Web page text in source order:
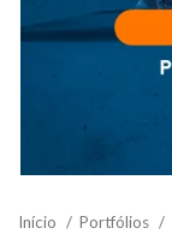
Início Portfólios